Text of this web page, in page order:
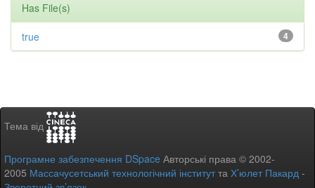
Has File(s)
4
true
Тема від
Програмне забезпечення DSpace Авторські права © 2002-
2005 Массачусетський технологічний інститутта Х’юлет Пакард -